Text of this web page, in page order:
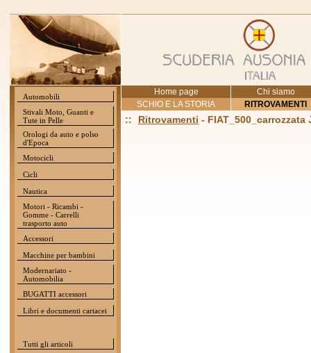
Automobili
Stivali Moto, Guanti e
Tute in Pelle
Orologi da auto e polso
d'Epoca
Motocicli
Cicli
Nautica
Motori - Ricambi -
Gomme - Carrelli
trasporto auto
Accessori
Macchine per bambini
Modernariato -
Automobilia
BUGATTI accessori
Libri e documenti cartacei
Tutti gli articoli
Home page
Chi siamo
SCHIO E LA STORIA
RITROVAMENTI
:: Ritrovamenti - FIAT_500_carrozzata